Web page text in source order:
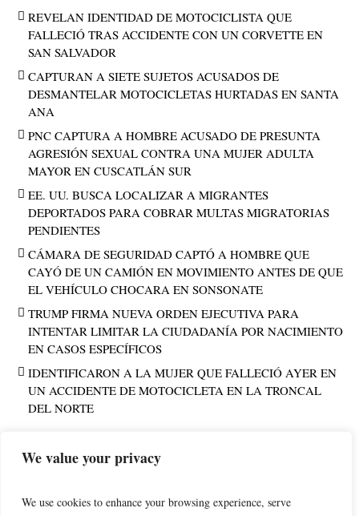
We value your privacy
We use cookies to enhance your browsing experience, serve
REVELAN IDENTIDAD DE MOTOCICLISTA QUE
FALLECIÓ TRAS ACCIDENTE CON UN CORVETTE EN
SAN SALVADOR
CAPTURAN A SIETE SUJETOS ACUSADOS DE
DESMANTELAR MOTOCICLETAS HURTADAS EN SANTA
ANA
PNC CAPTURA A HOMBRE ACUSADO DE PRESUNTA
AGRESIÓN SEXUAL CONTRA UNA MUJER ADULTA
MAYOR EN CUSCATLÁN SUR
EE. UU. BUSCA LOCALIZAR A MIGRANTES
DEPORTADOS PARA COBRAR MULTAS MIGRATORIAS
PENDIENTES
CÁMARA DE SEGURIDAD CAPTÓ A HOMBRE QUE
CAYÓ DE UN CAMIÓN EN MOVIMIENTO ANTES DE QUE
EL VEHÍCULO CHOCARA EN SONSONATE
TRUMP FIRMA NUEVA ORDEN EJECUTIVA PARA
INTENTAR LIMITAR LA CIUDADANÍA POR NACIMIENTO
EN CASOS ESPECÍFICOS
IDENTIFICARON A LA MUJER QUE FALLECIÓ AYER EN
UN ACCIDENTE DE MOTOCICLETA EN LA TRONCAL
DEL NORTE
PUBLICIDAD